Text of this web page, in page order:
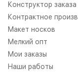
Конструктор
Контрактное
Макет носков
Мелкий опт
Мои заказы
Наши работы